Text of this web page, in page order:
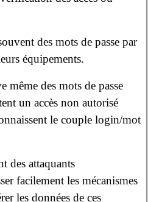
des mots de passe par
équipements.
même des mots de passe
un accès non autorisé
le couple login/mot
des attaquants
facilement les mécanismes
les données de ces